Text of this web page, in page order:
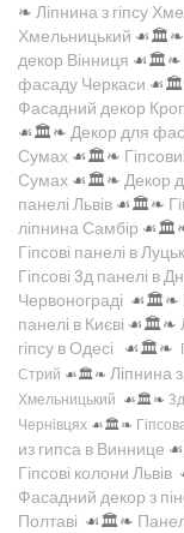
❧ Ліпнина з гіпсу
Хмельницький ☙🏛️❧
декор Вінниця ☙🏛️❧
фасаду Черкаси
Фасадний декор
☙🏛️❧ Декор для
Сумах ☙🏛️❧
Сумах ☙🏛️❧ Декор
панелі Львів ☙🏛️❧
ліпнина Самбір
Гіпсові панелі в
Гіпсові 3д панелі в
Червонограді ☙🏛️❧
панелі в Києві ☙🏛️❧
гіпсу в Одесі ☙🏛️❧
Стрий ☙🏛️❧ Ліпнина
Хмельницький ☙🏛️❧
Чернівцях ☙🏛️❧
из гипса в Виннице
Гіпсові колони Львів
Фасадний декор з
Полтаві ☙🏛️❧